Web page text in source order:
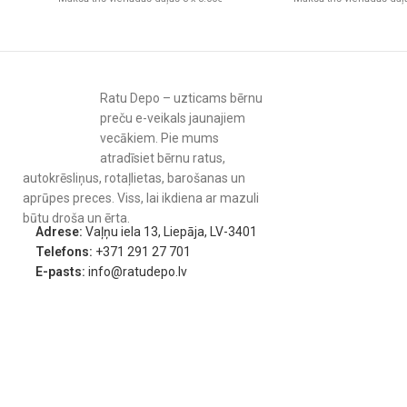
Roktura dizains ir viegli satverams, ļaujot bērnam praktizēt
Drošība pirmajā vietā – saudzīgs materiāls
Ratu Depo – uzticams bērnu
preču e-veikals jaunajiem
vecākiem. Pie mums
atradīsiet bērnu ratus,
autokrēsliņus, rotaļlietas, barošanas un
aprūpes preces. Viss, lai ikdiena ar mazuli
būtu droša un ērta.
Adrese: Vaļņu iela 13, Liepāja, LV-3401
Telefons: +371 291 27 701
E-pasts: info@ratudepo.lv